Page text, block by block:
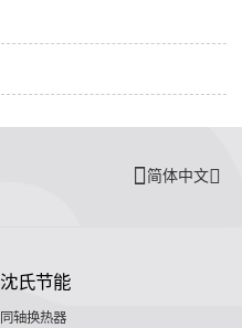
简体中文
沈氏节能
同轴换热器